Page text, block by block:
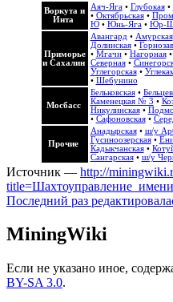
Воркута и
Инта
Аяч-Яга• Глубокая•
• Октябрьская•
Ю• Юнь-Яга• Юр-
Приморье
и Сахалин
Авангард • Амурская
Долинская•
• Мгачи• Нагорная•
Северная•
Углегорская•
• Шебунино
Мосбасс
Бельковская•
Каменецкая № 3 •
Никулинская•
• Сафоновская•
Прочие
Анадырская• ш/у
Гусиноозерская•
Кадыкчанская•
Сангарская• ш/у
Источник — http://
Последний раз
MiningWiki
Если не указано иное,
BY-SA 3.0.